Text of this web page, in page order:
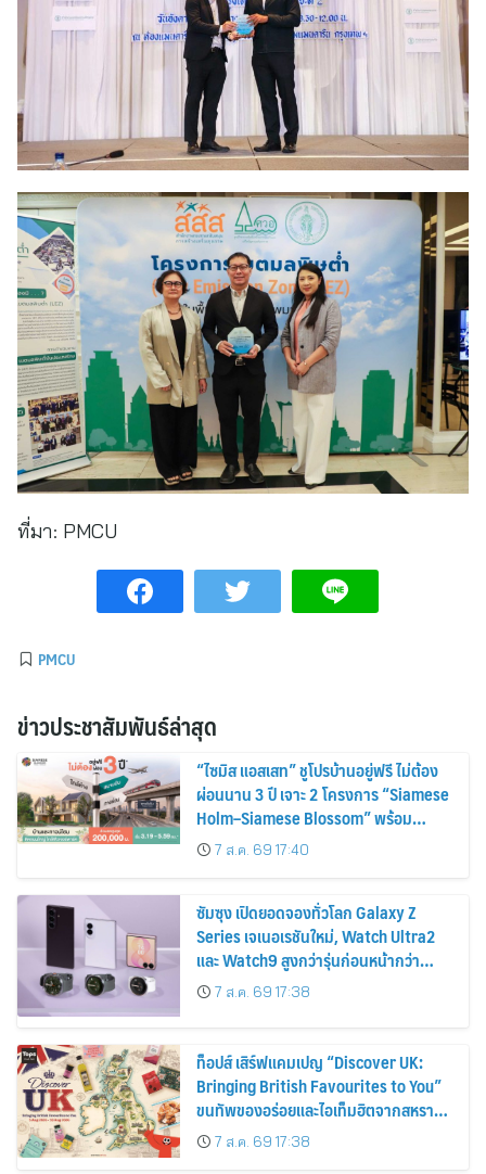
ที่มา: PMCU
PMCU
ข่าวประชาสัมพันธ์ล่าสุด
“ไซมิส แอสเสท” ชูโปรบ้านอยู่ฟรี ไม่ต้อง
ผ่อนนาน 3 ปี เจาะ 2 โครงการ “Siamese
Holm–Siamese Blossom” พร้อม
ส่วนลดและสิทธิพิเศษถึง 31 สิงหาคม
2569
7 ส.ค. 69 17:40
ซัมซุง เปิดยอดจองทั่วโลก Galaxy Z
Series เจเนอเรชันใหม่, Watch Ultra2
และ Watch9 สูงกว่ารุ่นก่อนหน้ากว่า
30%7 ส.ค. 69 17:38
ท็อปส์ เสิร์ฟแคมเปญ “Discover UK:
Bringing British Favourites to You”
ขนทัพของอร่อยและไอเท็มฮิตจากสหราช
อาณาจักร ส่งตรงถึงมือตั้งแต่วันนี้ – 18
สิงหาคมนี้
7 ส.ค. 69 17:38